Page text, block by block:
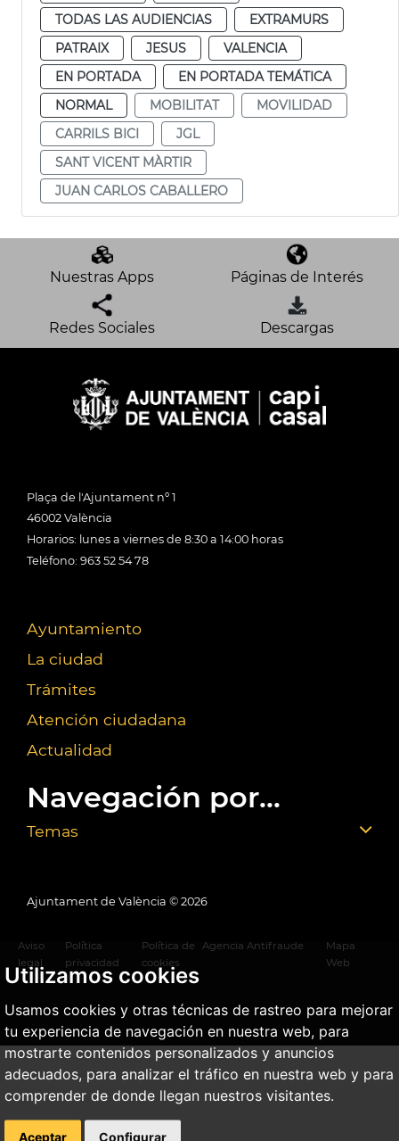
Utilizamos cookies
Usamos cookies y otras técnicas de rastreo para mejorar
tu experiencia de navegación en nuestra web, para
mostrarte contenidos personalizados y anuncios
adecuados, para analizar el tráfico en nuestra web y para
comprender de donde llegan nuestros visitantes.
Aceptar Configurar
TODAS LAS AUDIENCIAS
EXTRAMURS
PATRAIX
JESUS
VALENCIA
EN PORTADA
EN PORTADA TEMÁTICA
NORMAL
MOBILITAT
MOVILIDAD
CARRILS BICI
JGL
SANT VICENT MÀRTIR
JUAN CARLOS CABALLERO
Nuestras Apps Páginas de Interés
Redes Sociales Descargas
Plaça de l'Ajuntament nº 1
46002 València
Horarios: lunes a viernes de 8:30 a 14:00 horas
Teléfono: 963 52 54 78
Ayuntamiento
La ciudad
Trámites
Atención ciudadana
Actualidad
Navegación por...
Temas
Ajuntament de València © 2026
Aviso
legal
Política
privacidad
Política de
cookies
Agencia Antifraude
Mapa
Web